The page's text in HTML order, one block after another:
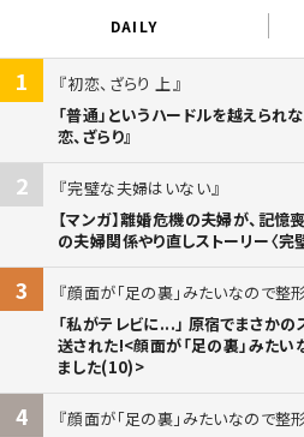
DAILY
1
初恋、ざらり 上
「普通」というハードルを越えられ
恋、ざらり』
2
完璧な夫婦はいない
【マンガ】離婚危機の夫婦が、記
の夫婦関係やり直しストーリー〈完
3
顔面が「足の裏」みたいなので整
「私がテレビに...」 原宿でまさか
送された!<顔面が「足の裏」みた
ました(10)>
4
顔面が「足の裏」みたいなので整